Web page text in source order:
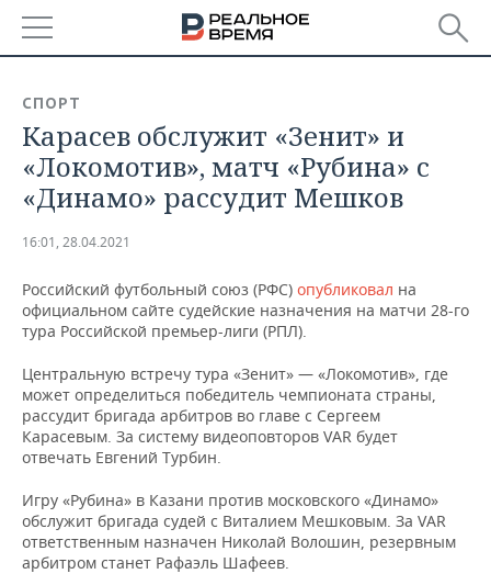
БАШКОРТОСТАН
ТАТАРСТАН
НОВОСТИ
АНАЛИТИКА
ДЕКЛАРАЦИИ О ДОХОДАХ
КОРОЛИ ГОСЗАКАЗА ПФО
ВУЗЫ ТАТАРСТАНА
КОМУ ПРИНАДЛЕЖАТ
ТОРГОВЫЕ ЦЕНТРЫ
ТАТАРСТАНА
НОВОСТИ ЭКОНОМИКИ
ФИНАНСЫ
БАНКИ
БЮДЖЕТ
ПРОМЫШЛЕННОСТЬ
НОВОСТИ
ПРОМЫШЛЕННОСТИ
АГРОПРОМ
МАШИНОСТРОЕНИЕ
НЕФТЕХИМИЯ
НЕФТЬ
НЕДВИЖИМОСТЬ
НОВОСТИ НЕДВИЖИМОСТИ
АВТО
НОВОСТИ АВТО
БИЗНЕС
РОЗНИЧНАЯ ТОРГОВЛЯ
НОВОСТИ ТЕХНОЛОГИЙ
МЕРОПРИЯТИЯ
СПОРТ
Карасев обслужит «Зенит» и
«Локомотив», матч «Рубина» с
«Динамо» рассудит Мешков
16:01, 28.04.2021
Российский футбольный союз (РФС) опубликовал на
официальном сайте судейские назначения на матчи 28-го
тура Российской премьер-лиги (РПЛ).
Центральную встречу тура «Зенит» — «Локомотив», где
может определиться победитель чемпионата страны,
рассудит бригада арбитров во главе с Сергеем
Карасевым. За систему видеоповторов VAR будет
отвечать Евгений Турбин.
Игру «Рубина» в Казани против московского «Динамо»
обслужит бригада судей с Виталием Мешковым. За VAR
ответственным назначен Николай Волошин, резервным
арбитром станет Рафаэль Шафеев.